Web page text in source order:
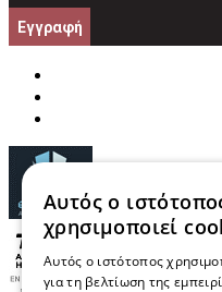
Εγγραφή
Αυτός ο
χρησιμοποιεί
Αυτός ο ιστότοπος
για τη βελτίωση της